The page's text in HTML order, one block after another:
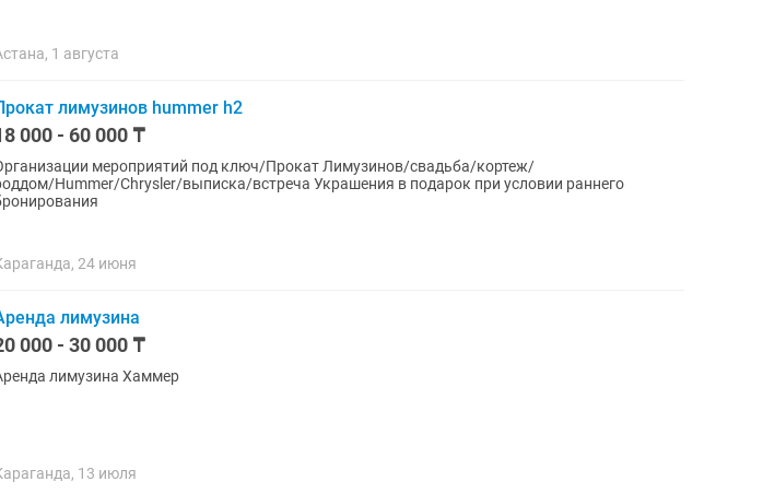
1 августа
лимузинов hummer h2
000 - 60 000 ₸
мероприятий под ключ/Прокат Лимузинов/свадьба/кортеж/
Hummer/Chrysler/выписка/встреча Украшения в подарок при условии раннего
24 июня
лимузина
000 - 30 000 ₸
лимузина Хаммер
13 июля